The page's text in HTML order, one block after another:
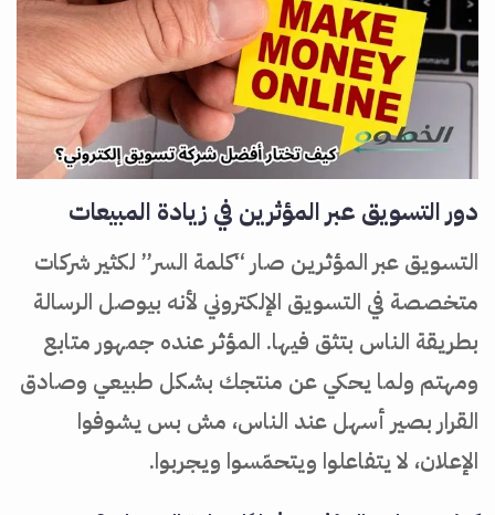
دور التسويق عبر المؤثرين في زيادة المبيعات
التسويق عبر المؤثرين صار “كلمة السر” لكثير شركات
متخصصة في التسويق الإلكتروني لأنه بيوصل الرسالة
بطريقة الناس بتثق فيها. المؤثر عنده جمهور متابع
ومهتم ولما يحكي عن منتجك بشكل طبيعي وصادق
القرار بصير أسهل عند الناس، مش بس يشوفوا
الإعلان، لا يتفاعلوا ويتحمّسوا ويجربوا.